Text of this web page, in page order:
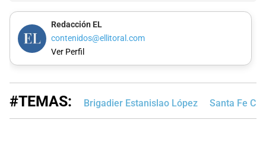
Redacción EL
contenidos@ellitoral.com
Ver Perfil
#TEMAS: Brigadier Estanislao López Santa Fe